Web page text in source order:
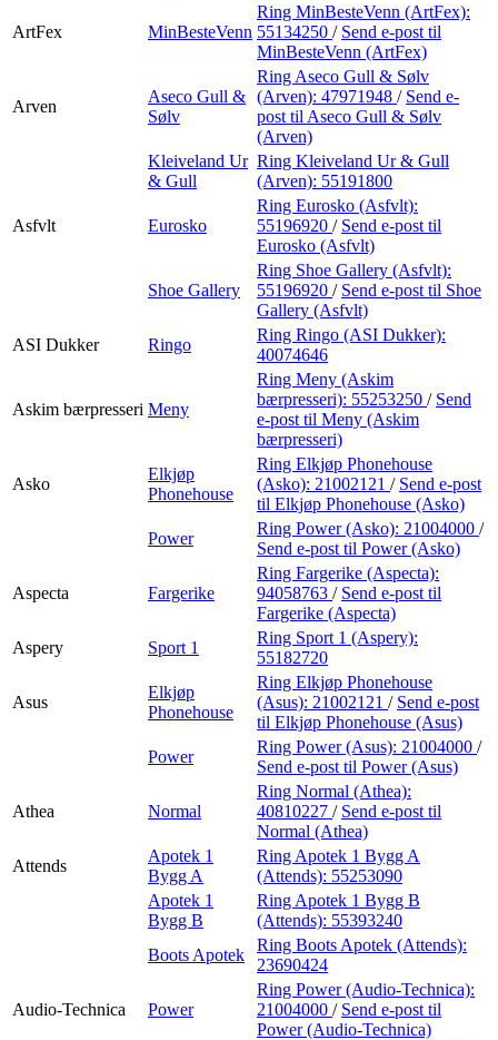
ArtFex MinBesteVenn
Ring MinBesteVenn (ArtFex):
55134250 / Send e-post til
MinBesteVenn (ArtFex)
Arven
Aseco Gull &
Sølv
Ring Aseco Gull & Sølv
(Arven): 47971948 / Send e-
post til Aseco Gull & Sølv
(Arven)
Kleiveland Ur
& Gull
Ring Kleiveland Ur & Gull
(Arven): 55191800
Asfvlt Eurosko
Ring Eurosko (Asfvlt):
55196920 / Send e-post til
Eurosko (Asfvlt)
Shoe Gallery
Ring Shoe Gallery (Asfvlt):
55196920 / Send e-post til Shoe
Gallery (Asfvlt)
ASI Dukker
Ringo
Ring Ringo (ASI Dukker):
40074646
Askim bærpresseri Meny
Ring Meny (Askim
bærpresseri): 55253250 / Send
e-post til Meny (Askim
bærpresseri)
Asko
Elkjøp
Phonehouse
Ring Elkjøp Phonehouse
(Asko): 21002121 / Send e-post
til Elkjøp Phonehouse (Asko)
Power
Ring Power (Asko): 21004000 /
Send e-post til Power (Asko)
Aspecta Fargerike
Ring Fargerike (Aspecta):
94058763 / Send e-post til
Fargerike (Aspecta)
Aspery
Sport 1
Ring Sport 1 (Aspery):
55182720
Asus
Elkjøp
Phonehouse
Ring Elkjøp Phonehouse
(Asus): 21002121 / Send e-post
til Elkjøp Phonehouse (Asus)
Power
Ring Power (Asus): 21004000 /
Send e-post til Power (Asus)
Athea Normal
Ring Normal (Athea):
40810227 / Send e-post til
Normal (Athea)
Attends
Apotek 1
Bygg A
Ring Apotek 1 Bygg A
(Attends): 55253090
Apotek 1
Bygg B
Ring Apotek 1 Bygg B
(Attends): 55393240
Boots Apotek
Ring Boots Apotek (Attends):
23690424
Audio-Technica Power
Ring Power (Audio-Technica):
21004000 / Send e-post til
Power (Audio-Technica)